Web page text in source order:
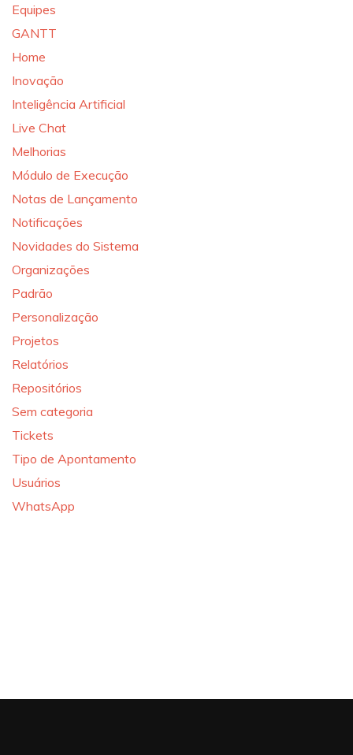
Equipes
GANTT
Home
Inovação
Inteligência Artificial
Live Chat
Melhorias
Módulo de Execução
Notas de Lançamento
Notificações
Novidades do Sistema
Organizações
Padrão
Personalização
Projetos
Relatórios
Repositórios
Sem categoria
Tickets
Tipo de Apontamento
Usuários
WhatsApp